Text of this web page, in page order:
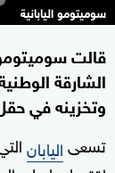
سوميتومو اليابانية
قالت سوميتومو
الشارقة
وتخزينه في
تسعىاليابان